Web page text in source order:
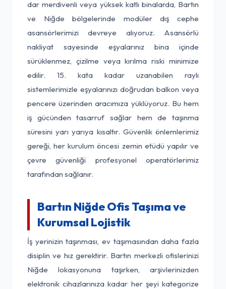
dar merdivenli veya yüksek katlı binalarda, Bartın
ve Niğde bölgelerinde modüler dış cephe
asansörlerimizi devreye alıyoruz. Asansörlü
nakliyat sayesinde eşyalarınız bina içinde
sürüklenmez, çizilme veya kırılma riski minimize
edilir. 15. kata kadar uzanabilen raylı
sistemlerimizle eşyalarınızı doğrudan balkon veya
pencere üzerinden aracımıza yüklüyoruz. Bu hem
iş gücünden tasarruf sağlar hem de taşınma
süresini yarı yarıya kısaltır. Güvenlik önlemlerimiz
gereği, her kurulum öncesi zemin etüdü yapılır ve
çevre güvenliği profesyonel operatörlerimiz
tarafından sağlanır.
Bartın Niğde Ofis Taşıma ve
Kurumsal Lojistik
İş yerinizin taşınması, ev taşımasından daha fazla
disiplin ve hız gerektirir. Bartın merkezli ofislerinizi
Niğde lokasyonuna taşırken, arşivlerinizden
elektronik cihazlarınıza kadar her şeyi kategorize